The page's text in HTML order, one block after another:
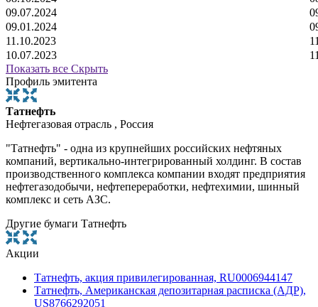
09.07.2024
09.01.2024
11.10.2023
10.07.2023
Показать все Скрыть
Профиль эмитента
Татнефть
Нефтегазовая отрасль , Россия
"Татнефть" - одна из крупнейших российских нефтяных
компаний, вертикально-интегрированный холдинг. В состав
производственного комплекса компании входят предприятия
нефтегазодобычи, нефтепереработки, нефтехимии, шинный
комплекс и сеть АЗС.
Другие бумаги Татнефть
Акции
Татнефть, акция привилегированная, RU0006944147
Татнефть, Американская депозитарная расписка (АДР),
US8766292051